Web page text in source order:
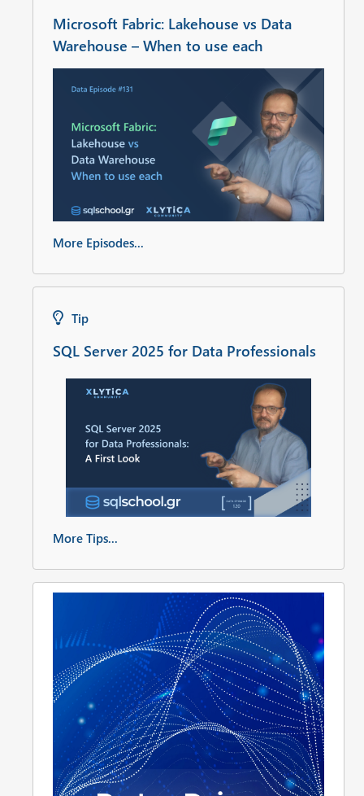
Microsoft Fabric: Lakehouse vs Data
Warehouse – When to use each
More Episodes...
Tip
SQL Server 2025 for Data Professionals
More Tips...